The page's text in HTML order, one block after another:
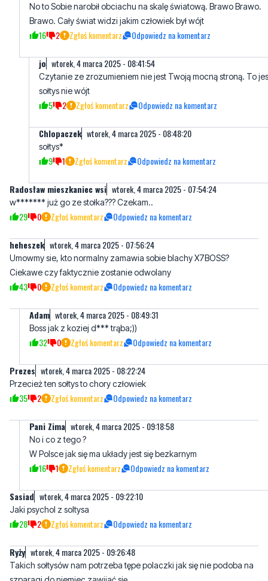
No to Sobie narobił obciachu na skalę światową. Brawo Brawo.
Brawo. Cały świat widzi jakim człowiek był wójt
16 2 Zgłoś komentarz Odpowiedz na komentarz
jo wtorek, 4 marca 2025 - 08:41:54
Czytanie ze zrozumieniem nie jest Twoją mocną stroną. To
sołtys nie wójt
5 2 Zgłoś komentarz Odpowiedz na komentarz
Chlopaczek wtorek, 4 marca 2025 - 08:48:20
sołtys*
9 1 Zgłoś komentarz Odpowiedz na komentarz
Radosław mieszkaniec wsi wtorek, 4 marca 2025 - 07:54:24
w******* już go ze stołka??? Czekam..
29 0 Zgłoś komentarz Odpowiedz na komentarz
heheszek wtorek, 4 marca 2025 - 07:56:24
Umowmy sie, kto normalny zamawia sobie blachy X7BOSS?
Ciekawe czy faktycznie zostanie odwolany
43 0 Zgłoś komentarz Odpowiedz na komentarz
Adam wtorek, 4 marca 2025 - 08:49:31
Boss jak z koziej d*** trąba;))
32 0 Zgłoś komentarz Odpowiedz na komentarz
Prezes wtorek, 4 marca 2025 - 08:22:24
Przecież ten sołtys to chory człowiek
35 2 Zgłoś komentarz Odpowiedz na komentarz
Pani Zima wtorek, 4 marca 2025 - 09:18:58
No i co z tego ?
W Polsce jak się ma układy jest się bezkarnym
16 1 Zgłoś komentarz Odpowiedz na komentarz
Sasiad wtorek, 4 marca 2025 - 09:22:10
Jaki psychol z soltysa
28 2 Zgłoś komentarz Odpowiedz na komentarz
Ryży wtorek, 4 marca 2025 - 09:26:48
Takich sołtysów nam potrzeba tępe polaczki jak się nie podoba na